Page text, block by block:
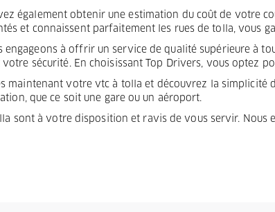
également obtenir une estimation du coût de votre
et connaissent parfaitement les rues de tolla, vous
engageons à offrir un service de qualité supérieure à
sécurité. En choisissant Top Drivers, vous optez
maintenant votre vtc à tolla et découvrez la
que ce soit une gare ou un aéroport.
sont à votre disposition et ravis de vous servir. Nous